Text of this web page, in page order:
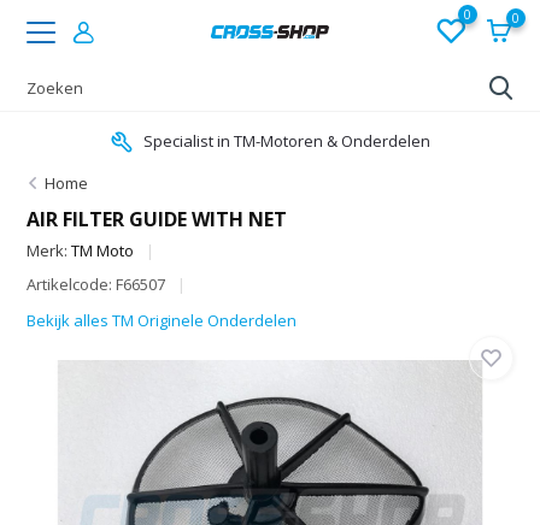
0 0
Specialist in TM-Motoren & Onderdelen
Home
AIR FILTER GUIDE WITH NET
Merk:TM Moto
Artikelcode: F66507
Bekijk alles TM Originele Onderdelen